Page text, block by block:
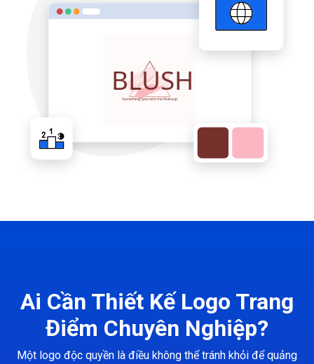
Ai Cần Thiết Kế Logo Trang
Điểm Chuyên Nghiệp?
Một logo độc quyền là điều không thể tránh khỏi để quảng